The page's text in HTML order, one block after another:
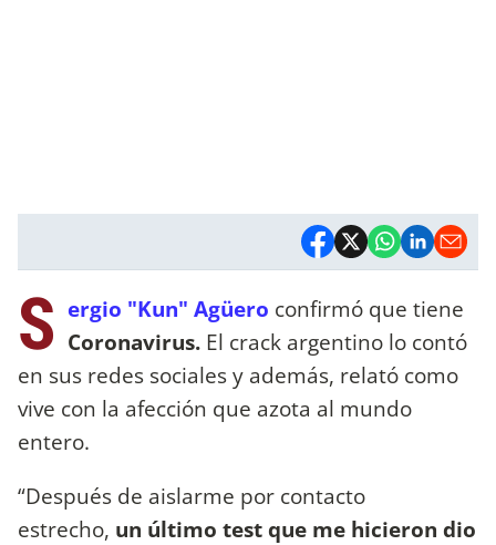
S ergio "Kun" Agüero confirmó que tiene
Coronavirus. El crack argentino lo contó
en sus redes sociales y además, relató como
vive con la afección que azota al mundo
entero.
“Después de aislarme por contacto
estrecho, un último test que me hicieron dio